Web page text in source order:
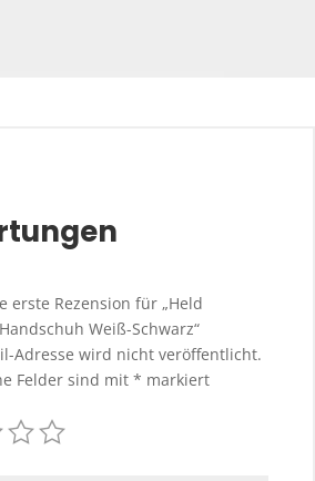
erste Rezension für „Held
Weiß-Schwarz“
Adresse wird nicht veröffentlicht.
Felder sind mit * markiert